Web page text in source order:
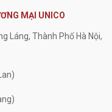
MẠI UNICO
Láng, Thành Phố Hà Nội,